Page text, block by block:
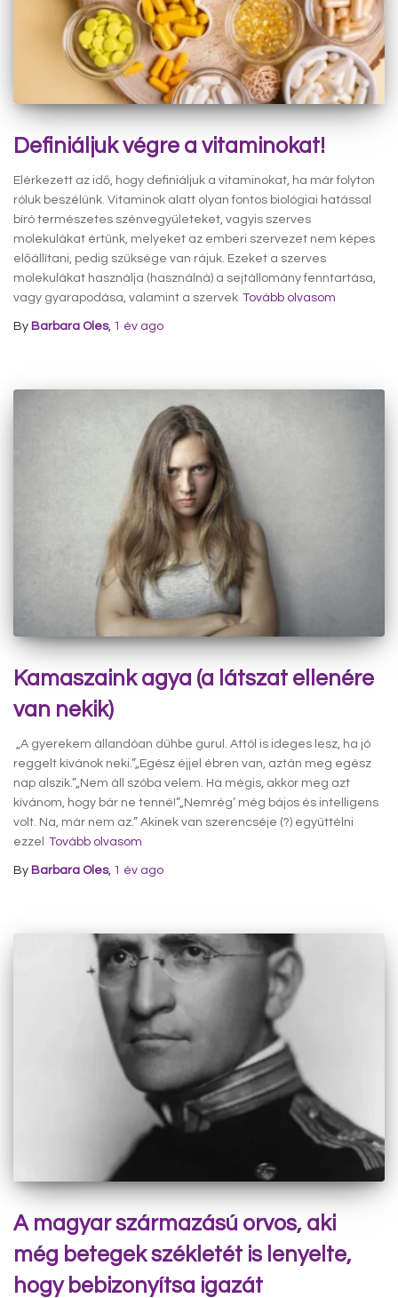
Definiáljuk végre a vitaminokat!
Elérkezett az idő, hogy definiáljuk a vitaminokat, ha már folyton
róluk beszélünk. Vitaminok alatt olyan fontos biológiai hatással
bíró természetes szénvegyületeket, vagyis szerves
molekulákat értünk, melyeket az emberi szervezet nem képes
előállítani, pedig szüksége van rájuk. Ezeket a szerves
molekulákat használja (használná) a sejtállomány fenntartása,
vagy gyarapodása, valamint a szervek Tovább olvasom
By Barbara Oles, 1 év ago
Kamaszaink agya (a látszat ellenére
van nekik)
„A gyerekem állandóan dühbe gurul. Attól is ideges lesz, ha jó
reggelt kívánok neki.”„Egész éjjel ébren van, aztán meg egész
nap alszik.”„Nem áll szóba velem. Ha mégis, akkor meg azt
kívánom, hogy bár ne tenné!”„Nemrég’ még bájos és intelligens
volt. Na, már nem az.” Akinek van szerencséje (?) együttélni
ezzel
Tovább olvasom
By Barbara Oles, 1 év ago
A magyar származású orvos, aki
még betegek székletét is lenyelte,
hogy bebizonyítsa igazát